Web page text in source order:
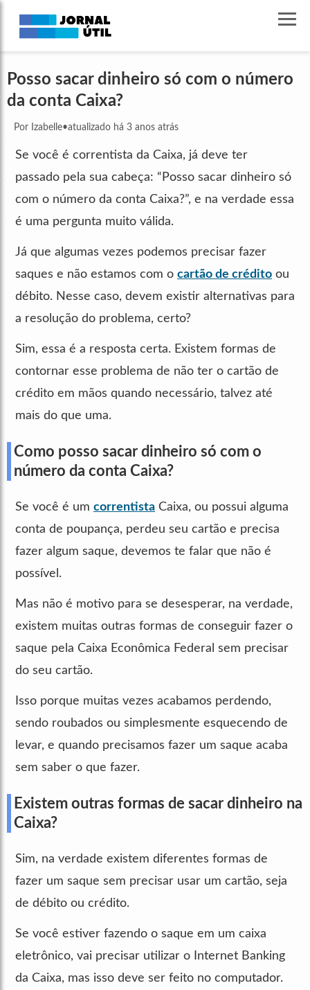
Posso sacar dinheiro só com o número
da conta Caixa?
Por Izabelle•atualizado há 3 anos atrás
Se você é correntista da Caixa, já deve ter
passado pela sua cabeça: “Posso sacar dinheiro só
com o número da conta Caixa?”, e na verdade essa
é uma pergunta muito válida.
Já que algumas vezes podemos precisar fazer
saques e não estamos com o cartão de crédito ou
débito. Nesse caso, devem existir alternativas para
a resolução do problema, certo?
Sim, essa é a resposta certa. Existem formas de
contornar esse problema de não ter o cartão de
crédito em mãos quando necessário, talvez até
mais do que uma.
Como posso sacar dinheiro só com o
número da conta Caixa?
Se você é um correntista Caixa, ou possui alguma
conta de poupança, perdeu seu cartão e precisa
fazer algum saque, devemos te falar que não é
possível.
Mas não é motivo para se desesperar, na verdade,
existem muitas outras formas de conseguir fazer o
saque pela Caixa Econômica Federal sem precisar
do seu cartão.
Isso porque muitas vezes acabamos perdendo,
sendo roubados ou simplesmente esquecendo de
levar, e quando precisamos fazer um saque acaba
sem saber o que fazer.
Existem outras formas de sacar dinheiro na
Caixa?
Sim, na verdade existem diferentes formas de
fazer um saque sem precisar usar um cartão, seja
de débito ou crédito.
Se você estiver fazendo o saque em um caixa
eletrônico, vai precisar utilizar o Internet Banking
da Caixa, mas isso deve ser feito no computador.